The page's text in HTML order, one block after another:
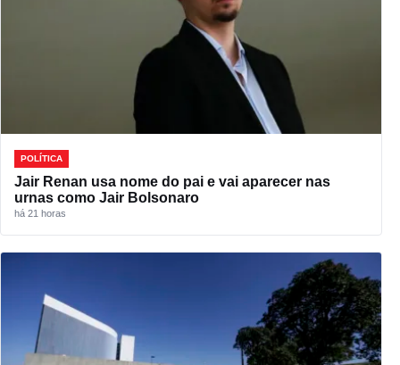
POLÍTICA
Jair Renan usa nome do pai e vai aparecer nas
urnas como Jair Bolsonaro
há 21 horas